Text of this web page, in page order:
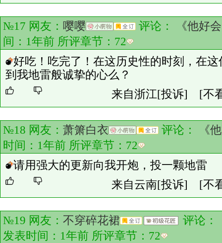
№17 网友： 嘤嘤 评论：
《他好
间：1年前 所评章节： 72
好吃！吃完了！在这历史性的时刻，在
到我地雷般诚挚的心么？
来自浙江[投诉] [不
№18 网友： 萧箫白衣 评论：
《
时间：1年前 所评章节： 72
请用强大的更新向我开炮，投一颗地雷
来自云南[投诉] [不
№19 网友： 不穿碎花裙 评论：
发表时间：1年前 所评章节： 72